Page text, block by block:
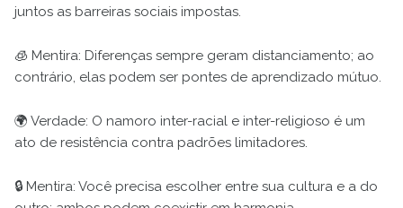
juntos as barreiras sociais impostas.
🧊 Mentira: Diferenças sempre geram distanciamento; ao
contrário, elas podem ser pontes de aprendizado mútuo.
🌍 Verdade: O namoro inter-racial e inter-religioso é um
ato de resistência contra padrões limitadores.
🔒 Mentira: Você precisa escolher entre sua cultura e a do